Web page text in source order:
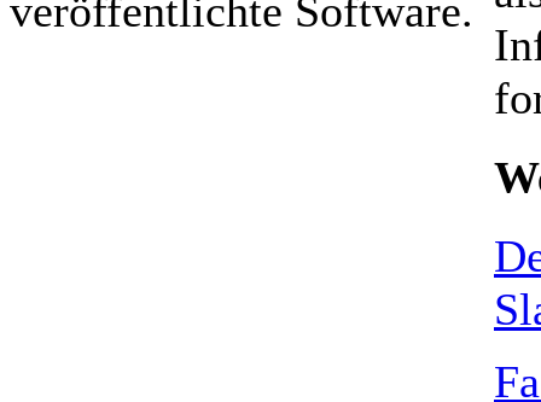
veröffentlichte Software.